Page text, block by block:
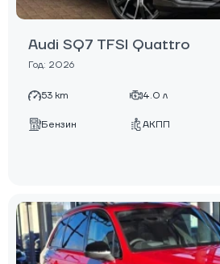
Audi SQ7 TFSI Quattro
Год: 2026
53 km 4.0 л
Бензин АКПП